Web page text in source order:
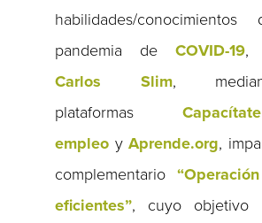
habilidades/
pandemia de COVID-19,
Carlos Slim,
plataformas
empleo yAprende.org,
complementario
eficientes”, cuyo objetivo